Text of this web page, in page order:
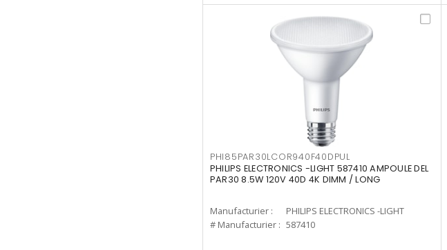
PHI85PAR30LCOR940F40DPUL
PHILIPS ELECTRONICS -LIGHT 587410 AMPOULE DEL
PAR30 8.5W 120V 40D 4K DIMM / LONG
Manufacturier :
PHILIPS ELECTRONICS -LIGHT
# Manufacturier : 587410